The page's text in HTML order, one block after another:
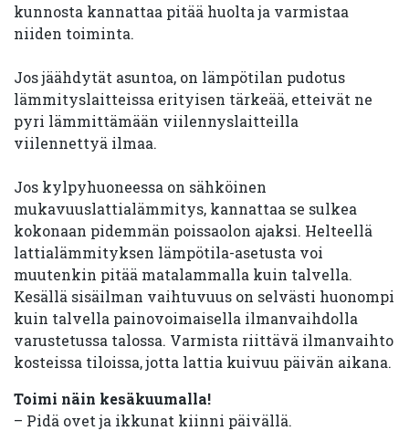
kunnosta kannattaa pitää huolta ja varmistaa
niiden toiminta.
Jos jäähdytät asuntoa, on lämpötilan pudotus
lämmityslaitteissa erityisen tärkeää, etteivät ne
pyri lämmittämään viilennyslaitteilla
viilennettyä ilmaa.
Jos kylpyhuoneessa on sähköinen
mukavuuslattialämmitys, kannattaa se sulkea
kokonaan pidemmän poissaolon ajaksi. Helteellä
lattialämmityksen lämpötila-asetusta voi
muutenkin pitää matalammalla kuin talvella.
Kesällä sisäilman vaihtuvuus on selvästi huonompi
kuin talvella painovoimaisella ilmanvaihdolla
varustetussa talossa. Varmista riittävä ilmanvaihto
kosteissa tiloissa, jotta lattia kuivuu päivän aikana.
Toimi näin kesäkuumalla!
– Pidä ovet ja ikkunat kiinni päivällä.